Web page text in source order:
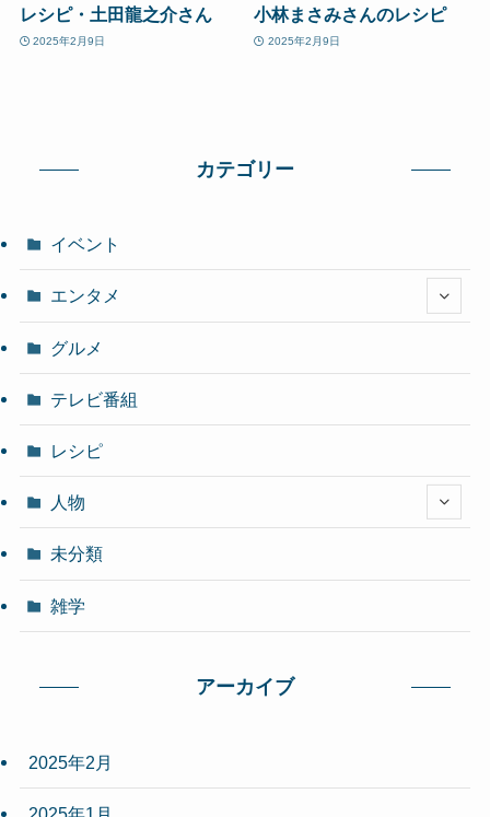
レシピ・土田龍之介さん
2025年2月9日
小林まさみさんのレシピ
2025年2月9日
カテゴリー
イベント
エンタメ
グルメ
テレビ番組
レシピ
人物
未分類
雑学
アーカイブ
2025年2月